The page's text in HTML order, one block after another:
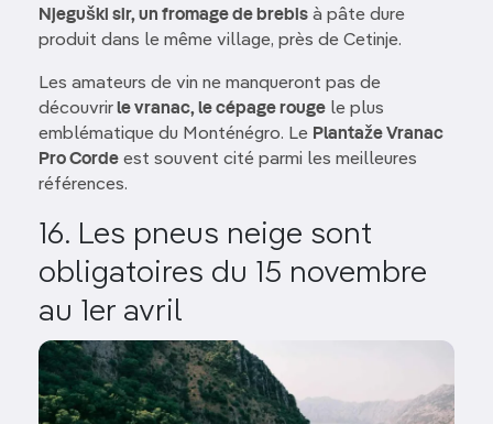
Njeguški sir, un fromage de brebis à pâte dure
produit dans le même village, près de Cetinje.
Les amateurs de vin ne manqueront pas de
découvrirle vranac, le cépage rouge le plus
emblématique du Monténégro. Le Plantaže Vranac
Pro Corde est souvent cité parmi les meilleures
références.
16. Les pneus neige sont
obligatoires du 15 novembre
au 1er avril
Image